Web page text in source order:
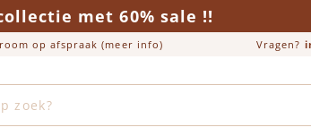
met 60% sale !!
op afspraak (meer info) Vragen?